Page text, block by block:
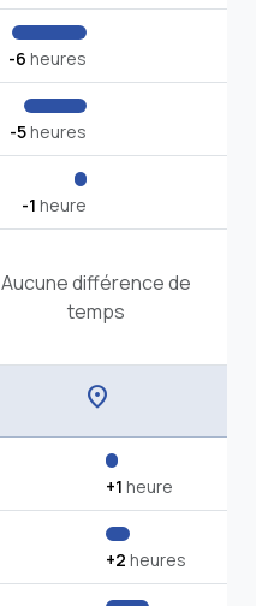
-6 heures
-5heures
-1 heure
Aucune différence de
temps
location_on
+1 heure
+2 heures